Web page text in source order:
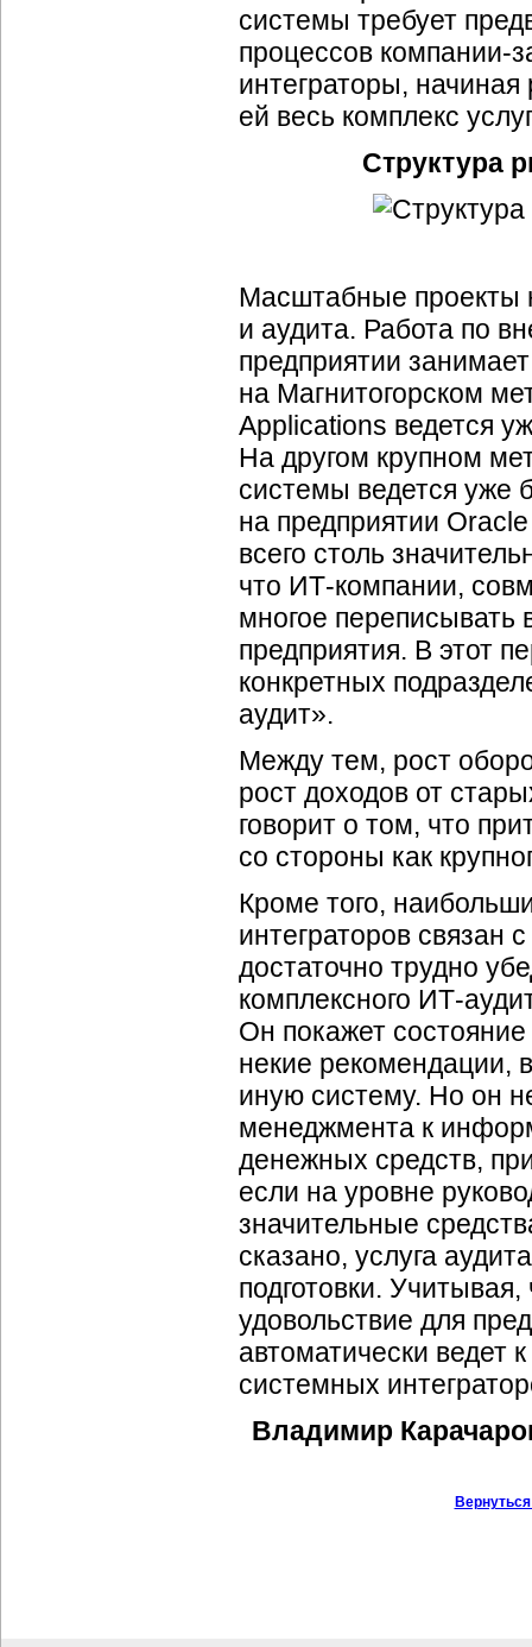
системы требует
процессов компании-
интеграторы, начиная
ей весь комплекс
Структура
Масштабные проекты
и аудита. Работа по
предприятии
на Магнитогорском
Applications ведется
На другом крупном
системы ведется уже
на предприятии
всего столь
что ИТ-компании,
многое переписывать
предприятия. В этот
конкретных
аудит».
Между тем, рост
рост доходов от
говорит о том, что
со стороны как
Кроме того,
интеграторов связан
достаточно трудно
комплексного ИТ-
Он покажет
некие рекомендации,
иную систему. Но он
менеджмента к
денежных средств,
если на уровне
значительные
сказано, услуга
подготовки.
удовольствие для
автоматически ведет
системных
Владимир